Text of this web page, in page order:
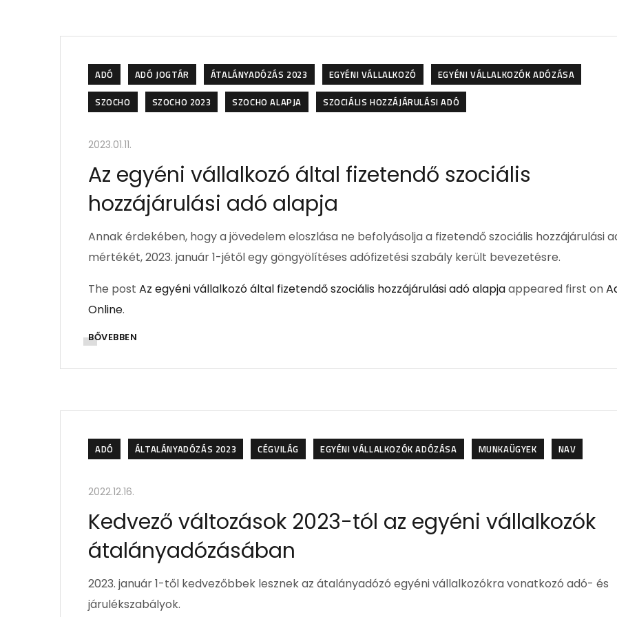
ADÓ ADÓ JOGTÁR ÁTALÁNYADÓZÁS 2023 EGYÉNI VÁLLALKOZÓ
EGYÉNI VÁLLALKOZÓK ADÓZÁSA
SZOCHO
SZOCHO 2023 SZOCHO ALAPJA SZOCIÁLIS HOZZÁJÁRULÁSI ADÓ
2023.01.11.
Az egyéni vállalkozó által fizetendő szociális
hozzájárulási adó alapja
Annak érdekében, hogy a jövedelem eloszlása ne befolyásolja a fizetendő szociális hozzájárulási
mértékét, 2023. január 1-jétől egy göngyölítéses adófizetési szabály került bevezetésre.
The post Az egyéni vállalkozó által fizetendő szociális hozzájárulási adó alapjaappeared first on
Online.
BŐVEBBEN
ADÓ ÁLTALÁNYADÓZÁS 2023 CÉGVILÁG EGYÉNI VÁLLALKOZÓK ADÓZÁSA MUNKAÜGYEK NAV
2022.12.16.
Kedvező változások 2023-tól az egyéni vállalkozók
átalányadózásában
2023. január 1-től kedvezőbbek lesznek az átalányadózó egyéni vállalkozókra vonatkozó adó- és
járulékszabályok.